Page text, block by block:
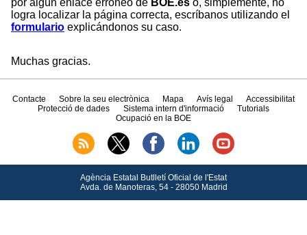
por algún enlace erróneo de BOE.es o, simplemente, no
logra localizar la página correcta, escríbanos utilizando el
formulario explicándonos su caso.
Muchas gracias.
Contacte Sobre la seu electrònica Mapa Avís legal
Accessibilitat
Protecció de dades
Sistema intern d'informació
Tutorials
Ocupació en la BOE
Agència Estatal Butlletí Oficial de l'Estat
Avda.de Manoteras, 54 - 28050 Madrid